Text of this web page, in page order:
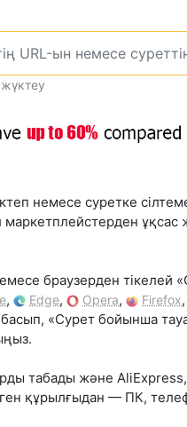
жүктеу
немесе суретке
браузерден тікелей
, Edge, Opera, Firefox,
«Сурет бойынша
табады және
құрылғыдан — ПК,